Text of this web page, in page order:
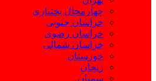
چهارمحال بختیاری
خراسان جنوبی
خراسان رضوی
خراسان شمالی
خوزستان
زنجان
سمنان